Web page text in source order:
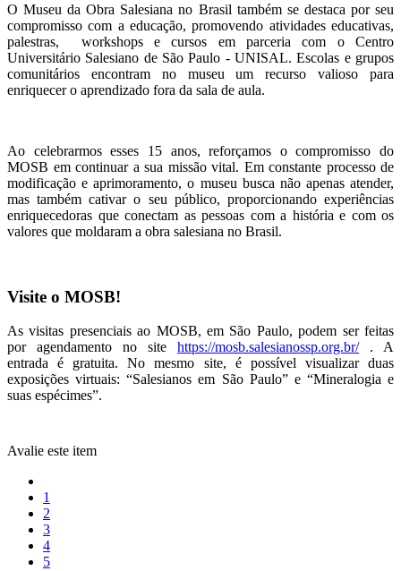
O Museu da Obra Salesiana no Brasil também se destaca por seu
compromisso com a educação, promovendo atividades educativas,
palestras, workshops e cursos em parceria com o Centro
Universitário Salesiano de São Paulo - UNISAL. Escolas e grupos
comunitários encontram no museu um recurso valioso para
enriquecer o aprendizado fora da sala de aula.
Ao celebrarmos esses 15 anos, reforçamos o compromisso do
MOSB em continuar a sua missão vital. Em constante processo de
modificação e aprimoramento, o museu busca não apenas atender,
mas também cativar o seu público, proporcionando experiências
enriquecedoras que conectam as pessoas com a história e com os
valores que moldaram a obra salesiana no Brasil.
Visite o MOSB!
As visitas presenciais ao MOSB, em São Paulo, podem ser feitas
por agendamento no site https://mosb.salesianossp.org.br/. A
entrada é gratuita. No mesmo site, é possível visualizar duas
exposições virtuais: “Salesianos em São Paulo” e “Mineralogia e
suas espécimes”.
Avalie este item
1
2
3
4
5